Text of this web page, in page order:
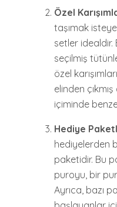
Özel
taşımak
setler idealdir.
seçilmiş
özel
elinden
içiminde
Hediye
hediyelerden
paketidir. Bu
puroyu, bir
Ayrıca, bazı